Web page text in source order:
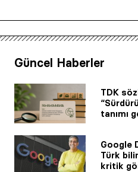
Güncel Haberler
TDK
tanımı
Google
Türk
kritik